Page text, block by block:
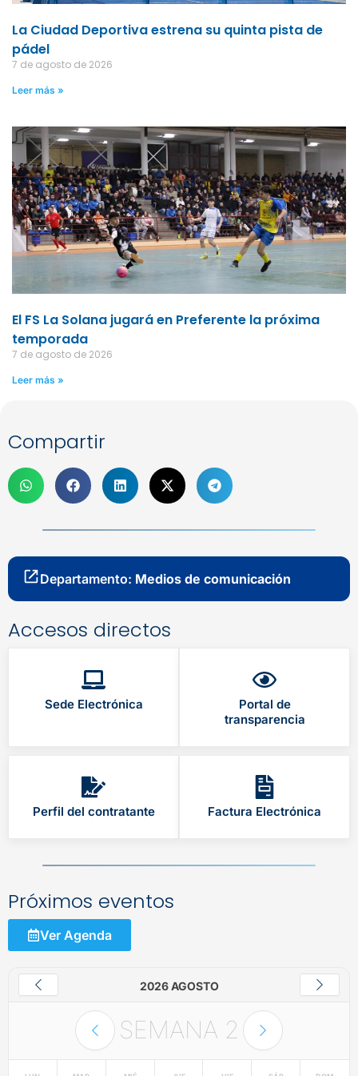
La Ciudad Deportiva estrena su quinta pista de
pádel
7 de agosto de 2026
Leer más »
El FS La Solana jugará en Preferente la próxima
temporada
7 de agosto de 2026
Leer más »
Compartir
Departamento: Medios de comunicación
Accesos directos
Sede Electrónica
Portal de
transparencia
Perfil del contratante Factura Electrónica
Próximos eventos
Ver Agenda
2026 AGOSTO
SEMANA 2